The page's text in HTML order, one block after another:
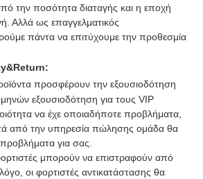
από την ποσότητα διαταγής και η εποχή
Αλλά ως επαγγελματικός
πάντα να επιτύχουμε την προθεσμία
προσφέρουν την εξουσιοδότηση
εξουσιοδότηση για τους VIP
να έχε οποιαδήποτε προβλήματα,
από την υπηρεσία πώλησης ομάδα θα
για σας.
μπορούν να επιστραφούν από
οι φορτιστές αντικατάστασης θα